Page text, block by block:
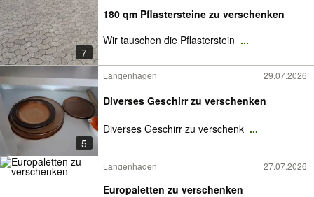
7
180 qm Pflastersteine zu verschenken
Wir tauschen die Pflasterstein ...
5
Langenhagen 29.07.2026
Diverses Geschirr zu verschenken
Diverses Geschirr zu verschenk ...
Langenhagen 27.07.2026
Europaletten zu verschenken